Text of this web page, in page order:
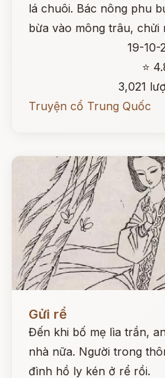
lá chuôi. Bác nông phu
bừa vào mông trâu, chửi
19-10-
⭐
3,021
Truyện cổ Trung Quốc
Gửi rể
Đến khi bố mẹ lìa trần,
nhà nữa. Người trong
đình hồ ly kén ở rể rồi.